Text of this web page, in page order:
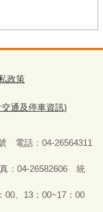
政策
通及停車資訊)
電話：04-26564311
：04-26582606 統
00、13：00~17：00